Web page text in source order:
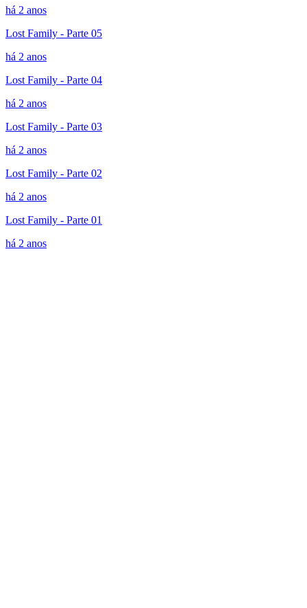
há 2 anos
Lost Family - Parte 05
há 2 anos
Lost Family - Parte 04
há 2 anos
Lost Family - Parte 03
há 2 anos
Lost Family - Parte 02
há 2 anos
Lost Family - Parte 01
há 2 anos